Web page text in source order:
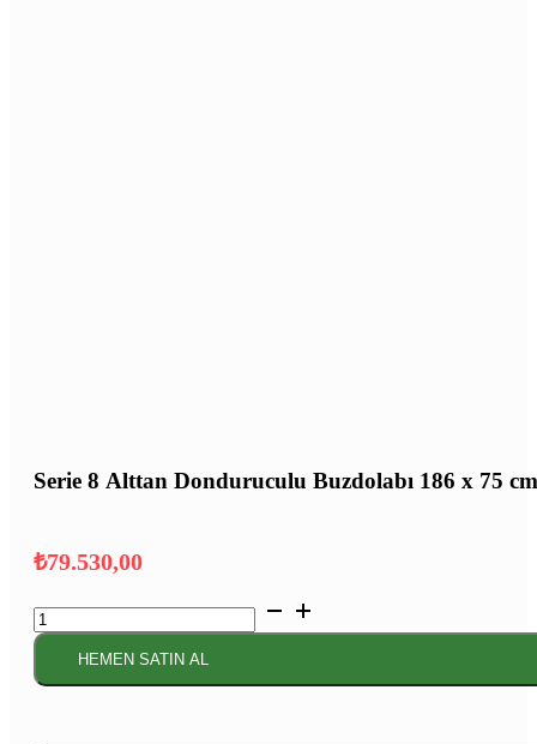
Serie 8 Alttan Donduruculu Buzdolabı 186 x 75
₺79.530,00
Serie
8 Alttan
Donduruculu
Buzdolabı
186
HEMEN SATIN AL